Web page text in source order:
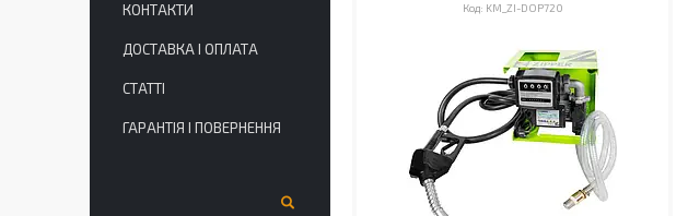
KM_ZI-DOP720
КОНТАКТИ
ДОСТАВКА І ОПЛАТА
СТАТТІ
ГАРАНТІЯ І ПОВЕРНЕННЯ